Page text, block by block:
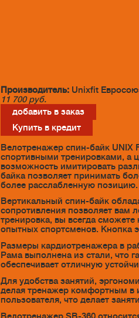
Производитель: Unixfit
11 700 руб.
добавить в заказ
Купить в кредит
Велотренажер спин-байк UNIX
спортивными тренировками, а
возможность имитировать
байка позволяет принимать
более расслабленную позицию.
Вертикальный спин-байк
сопротивления позволяет вам
тренировка, вы всегда сможете
опытных спортсменов. Кнопка
Размеры кардиотренажера в
Рама выполнена из стали, что
обеспечивает отличную
Для удобства занятий,
делая тренажер комфортным в
пользователя, что делает
Велотренажер SB-360